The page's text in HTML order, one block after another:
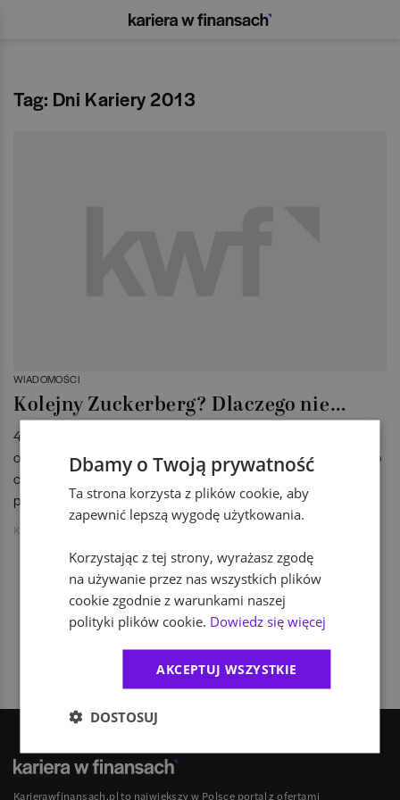
Tag: Dni Kariery 2013
WIADOMOŚCI
Kolejny Zuckerberg? Dlaczego nie…
45 lat komunizmu wyrządziło Polsce więcej szkód niż
okupacja hitlerowska – mawiał Jan Krzysztof Bielecki. Od tego
czasu upłynęła już ponad dekada, a w Polsce wyrosło nowe
pokolenie. Jakie?
Klaudia Mękal/AIESEC
1
Karierawfinansach.pl to największy w Polsce portal z ofertami
Dbamy o Twoją prywatność
Ta strona korzysta z plików cookie, aby
zapewnić lepszą wygodę użytkowania.
Korzystając z tej strony, wyrażasz zgodę
na używanie przez nas wszystkich plików
cookie zgodnie z warunkami naszej
polityki plików cookie. Dowiedz się więcej
AKCEPTUJ WSZYSTKIE
DOSTOSUJ